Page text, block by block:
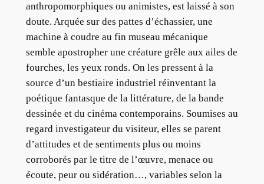
anthropomorphiques ou animistes, est laissé à son
doute. Arquée sur des pattes d’échassier, une
machine à coudre au fin museau mécanique
semble apostropher une créature grêle aux ailes de
fourches, les yeux ronds. On les pressent à la
source d’un bestiaire industriel réinventant la
poétique fantasque de la littérature, de la bande
dessinée et du cinéma contemporains. Soumises au
regard investigateur du visiteur, elles se parent
d’attitudes et de sentiments plus ou moins
corroborés par le titre de l’œuvre, menace ou
écoute, peur ou sidération…, variables selon la